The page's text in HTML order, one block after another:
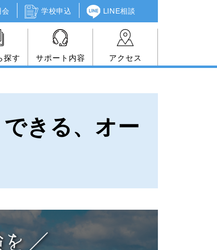
学校申込 LINE相談
探す サポート内容 アクセス
きる、オー